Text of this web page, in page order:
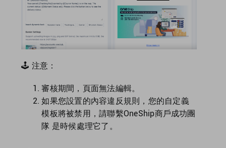
🕹 注意：
審核期間，頁面無法編輯。
如果您設置的內容違反規則，您的自定義
模板將被禁用，請聯繫OneShip商戶成功團
隊 是時候處理它了。